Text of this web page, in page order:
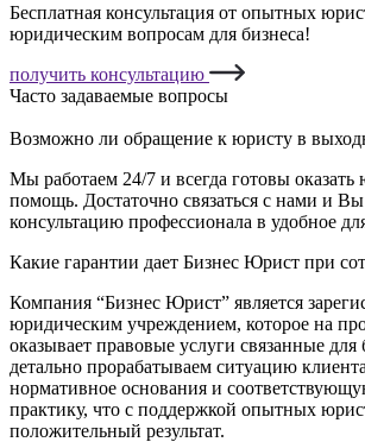
Бесплатная консультация от опытных
юридическим вопросам для бизнеса!
получить консультацию
Часто задаваемые вопросы
Возможно ли обращение к юристу в
Мы работаем 24/7 и всегда готовы
помощь. Достаточно связаться с нами и
консультацию профессионала в удобное
Какие гарантии дает Бизнес Юрист при
Компания “Бизнес Юрист” является
юридическим учреждением, которое на
оказывает правовые услуги связанные
детально прорабатываем ситуацию
нормативное основания и
практику, что с поддержкой опытных
положительный результат.